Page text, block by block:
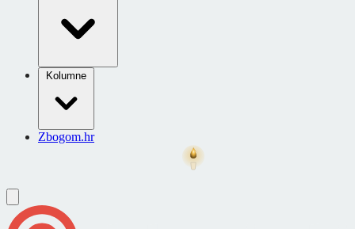
Kolumne
Zbogom.hr